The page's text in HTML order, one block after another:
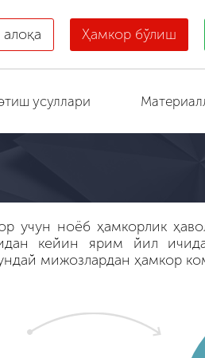
Ҳамкор бўлиш
усуллари
ноёб ҳамкорлик
кейин ярим йил
мижозлардан ҳамкор